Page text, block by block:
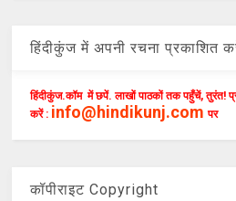
हिंदीकुंज में अपनी रचना प्रकाशित
हिंदीकुंज.कॉम में छपें. लाखों पाठकों तक पहुँचें, तुरंत!
करें : info@hindikunj.com पर
कॉपीराइट Copyright